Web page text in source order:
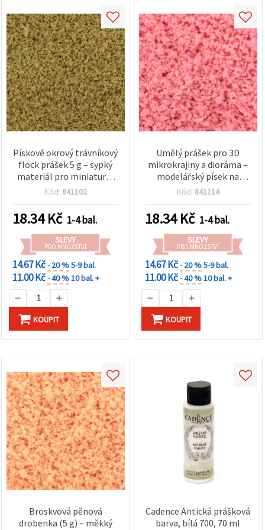
Pískově okrový trávníkový
flock prášek 5 g – sypký
materiál pro miniaturní
terény, 3D mikrokrajiny,
železnici, základny pro
wargaming, zalévání v
epoxidové pryskyřici
Kód: 841102
18.34Kč 1-4 bal.
SLEVY
PRO MNOŽSTVÍ
14.67 Kč- 20 %5-9 bal.
11.00 Kč- 40 %10 bal. +
KOUPIT
Umělý prášek pro 3D
mikrokrajiny a dioráma –
modelářský písek na
stromky a květiny, růžový,
Kód: 841114
18.34Kč 1-4 bal.
SLEVY
PRO MNOŽSTVÍ
14.67 Kč- 20 %5-9 bal.
11.00 Kč- 40 %10 bal. +
KOUPIT
Broskvová pěnová
drobenka (5 g) – měkký
Cadence Antická prášková
barva, bílá 700, 70 ml